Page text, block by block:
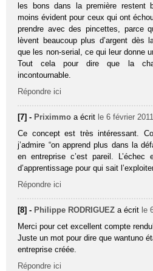
les bons dans la première restent
moins évident pour ceux qui ont
prendre avec des pincettes, parce
lèvent beaucoup plus d’argent dès
que les non-serial, ce qui leur donne
Tout cela pour dire que la
incontournable.
Répondre ici
[7] - Priximmo a écrit le 6 février 2011
Ce concept est très intéressant.
j’admire “on apprend plus dans la
en entreprise c’est pareil.
d’apprentissage pour qui sait
Répondre ici
[8] - Philippe RODRIGUEZ a écrit le
Merci pour cet excellent compte
Juste un mot pour dire que wantuno
entreprise créée.
Répondre ici